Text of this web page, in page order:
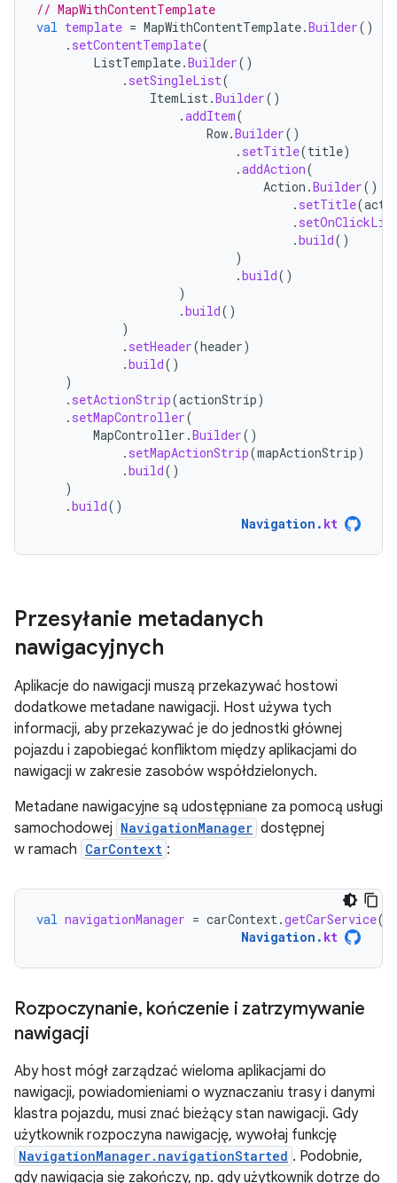
// MapWithContentTemplate
val template = MapWithContentTemplate.Builder()
. setContentTemplate(
ListTemplate.Builder()
. setSingleList(
ItemList.Builder()
.addItem(
Row.Builder()
. setTitle(title)
.addAction(
Action .Builder()
. setTitle(
.
.build()
)
.build()
)
.build()
)
. setHeader(header)
.build()
)
. setActionStrip(actionStrip)
. setMapController(
MapController .Builder()
. setMapActionStrip(mapActionStrip)
.build()
)
.build()
Navigation . kt
Przesyłanie metadanych
nawigacyjnych
Aplikacje do nawigacji muszą przekazywać hostowi
dodatkowe metadane nawigacji. Host używa tych
informacji, aby przekazywać je do jednostki głównej
pojazdu i zapobiegać konfliktom między aplikacjami do
nawigacji w zakresie zasobów współdzielonych.
Metadane nawigacyjne są udostępniane za pomocą usługi
samochodowej NavigationManager dostępnej
w ramach CarContext :
val navigationManager = carContext.getCarService(
Navigation . kt
Rozpoczynanie, kończenie i zatrzymywanie
nawigacji
Aby host mógł zarządzać wieloma aplikacjami do
nawigacji, powiadomieniami o wyznaczaniu trasy i danymi
klastra pojazdu, musi znać bieżący stan nawigacji. Gdy
użytkownik rozpoczyna nawigację, wywołaj funkcję
NavigationManager.navigationStarted . Podobnie,
gdy nawigacja się zakończy, np. gdy użytkownik dotrze do